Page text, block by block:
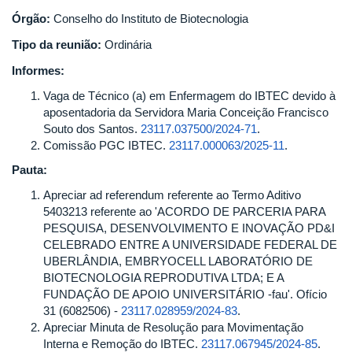
Órgão: Conselho do Instituto de Biotecnologia
Tipo da reunião: Ordinária
Informes:
Vaga de Técnico (a) em Enfermagem do IBTEC devido à
aposentadoria da Servidora Maria Conceição Francisco
Souto dos Santos. 23117.037500/2024-71.
Comissão PGC IBTEC. 23117.000063/2025-11.
Pauta:
Apreciar ad referendum referente ao Termo Aditivo
5403213 referente ao 'ACORDO DE PARCERIA PARA
PESQUISA, DESENVOLVIMENTO E INOVAÇÃO PD&I
CELEBRADO ENTRE A UNIVERSIDADE FEDERAL DE
UBERLÂNDIA, EMBRYOCELL LABORATÓRIO DE
BIOTECNOLOGIA REPRODUTIVA LTDA; E A
FUNDAÇÃO DE APOIO UNIVERSITÁRIO -fau'. Ofício
31 (6082506) - 23117.028959/2024-83.
Apreciar Minuta de Resolução para Movimentação
Interna e Remoção do IBTEC. 23117.067945/2024-85.